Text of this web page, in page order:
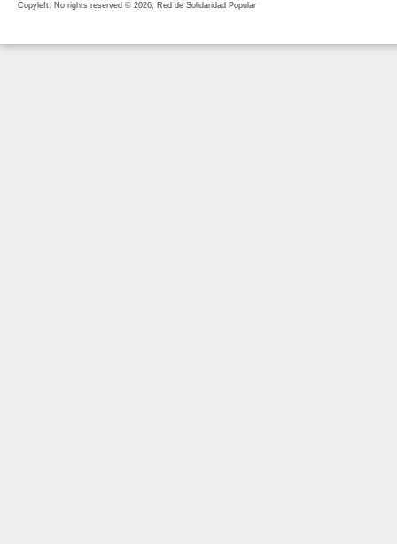
Copyleft: No rights reserved © 2026, Red de Solidaridad Popular